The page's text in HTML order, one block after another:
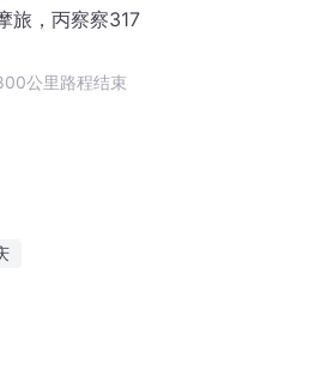
旅，丙察察317
公里路程结束